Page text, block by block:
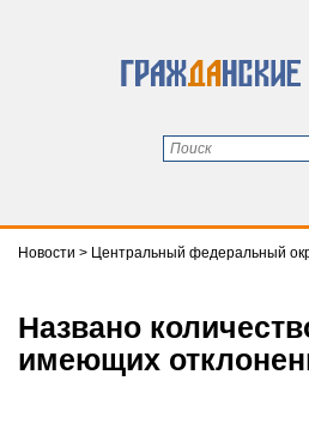
Новости > Центральный федеральный
Названо
имеющих